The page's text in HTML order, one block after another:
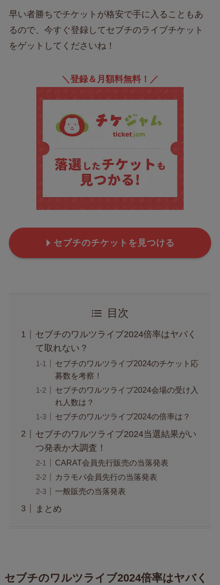
早い者勝ちでチケットが格安で手に入ることもあ
るので、今すぐ登録してセブチのライブチケット
をゲットしてくださいね！
＼登録＆月額料無料！／
セブチのチケットを見つける
目次
セブチのワルツライブ2024倍率はヤバく
て取れない？
セブチのワルツライブ2024のチケット応
募数を考察！
セブチのワルツライブ2024会場の受け入
れ人数は？
セブチのワルツライブ2024の倍率は？
セブチのワルツライブ2024当選結果がい
つ発表か大調査！
CARAT会員先行販売の当落発表
カラモバ会員先行の当落発表
一般販売の当落発表
まとめ
セブチのワルツライブ2024倍率はヤバく